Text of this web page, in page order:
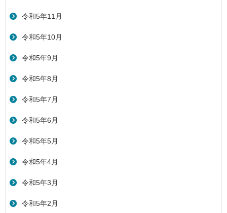
令和5年11月
令和5年10月
令和5年9月
令和5年8月
令和5年7月
令和5年6月
令和5年5月
令和5年4月
令和5年3月
令和5年2月